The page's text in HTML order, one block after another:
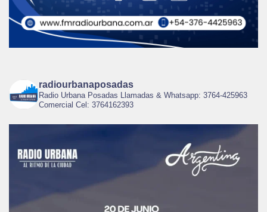
radiourbanaposadas
Radio Urbana Posadas Llamadas & Whatsapp: 3764-425963
Comercial Cel: 3764162393